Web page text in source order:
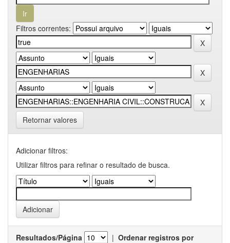
Filtros correntes:
Retornar valores
Adicionar filtros:
Utilizar filtros para refinar o resultado de busca.
Resultados/Página | Ordenar registros por